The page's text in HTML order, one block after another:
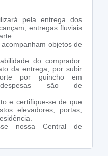
pela entrega dos
entregas fluviais
objetos de
do comprador.
da entrega, por subir
por guincho em
despesas são de
e certifique-se de que
elevadores, portas,
nossa Central de